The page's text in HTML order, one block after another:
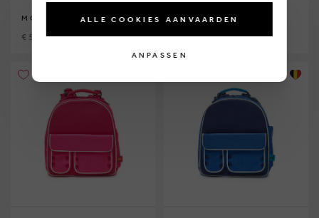
MOODBAG
€ 59,90
MOODBAG
€ 59,90
ALLE COOKIES AANVAARDEN
ANPASSEN